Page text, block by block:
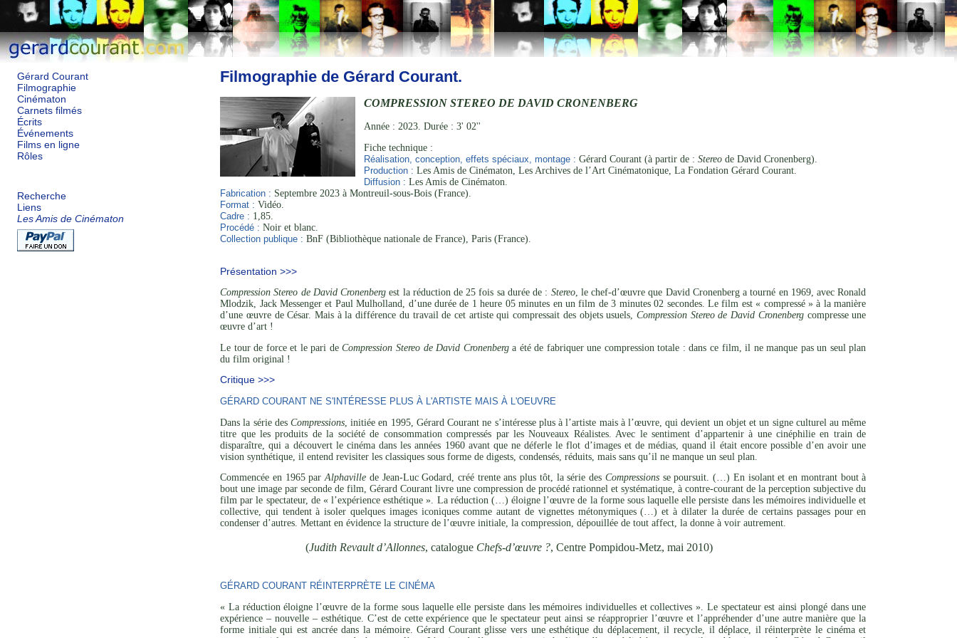
Gérard Courant
Filmographie
Cinématon
Carnets filmés
Écrits
Événements
Films en ligne
Rôles
Recherche
Liens
Les Amis de Cinématon
Filmographie de Gérard Courant.
COMPRESSION STEREO DE DAVID CRONENBERG
Année : 2023. Durée : 3' 02''
Fiche technique :
Réalisation, conception, effets spéciaux, montage : Gérard Courant (à partir de :Stereo de David Cronenberg).
Production : Les Amis de Cinématon, Les Archives de l’Art Cinématonique, La Fondation Gérard Courant.
Diffusion : Les Amis de Cinématon.
Fabrication : Septembre 2023 à Montreuil-sous-Bois (France).
Format : Vidéo.
Cadre : 1,85.
Procédé : Noir et blanc.
Collection publique : BnF (Bibliothèque nationale de France), Paris (France).
Présentation >>>
Compression Stereo de David Cronenberg est la réduction de 25 fois sa durée de : Stereo, le chef-d’œuvre que David Cronenberg a tourné en 1969, avec Ronald
Mlodzik, Jack Messenger et Paul Mulholland, d’une durée de 1 heure 05 minutes en un film de 3 minutes 02 secondes. Le film est « compressé » à la manière
d’une œuvre de César. Mais à la différence du travail de cet artiste qui compressait des objets usuels, Compression Stereo de David Cronenbergcompresse une
œuvre d’art !
Le tour de force et le pari deCompression Stereo de David Cronenberga été de fabriquer une compression totale : dans ce film, il ne manque pas un seul plan
du film original !
Critique >>>
GÉRARD COURANT NE S'INTÉRESSE PLUS À L'ARTISTE MAIS À L'OEUVRE
Dans la série desCompressions , initiée en 1995, Gérard Courant ne s’intéresse plus à l’artiste mais à l’œuvre, qui devient un objet et un signe culturel au même
titre que les produits de la société de consommation compressés par les Nouveaux Réalistes. Avec le sentiment d’appartenir à une cinéphilie en train de
disparaître, qui a découvert le cinéma dans les années 1960 avant que ne déferle le flot d’images et de médias, quand il était encore possible d’en avoir une
vision synthétique, il entend revisiter les classiques sous forme de digests, condensés, réduits, mais sans qu’il ne manque un seul plan.
Commencée en 1965 parAlphaville de Jean-Luc Godard, créé trente ans plus tôt, la série des Compressionsse poursuit. (…) En isolant et en montrant bout à
bout une image par seconde de film, Gérard Courant livre une compression de procédé rationnel et systématique, à contre-courant de la perception subjective du
film par le spectateur, de « l’expérience esthétique ». La réduction (…) éloigne l’œuvre de la forme sous laquelle elle persiste dans les mémoires individuelle et
collective, qui tendent à isoler quelques images iconiques comme autant de vignettes métonymiques (…) et à dilater la durée de certains passages pour en
condenser d’autres. Mettant en évidence la structure de l’œuvre initiale, la compression, dépouillée de tout affect, la donne à voir autrement.
(Judith Revault d’Allonnes, catalogue Chefs-d’œuvre ?, Centre Pompidou-Metz, mai 2010)
GÉRARD COURANT RÉINTERPRÈTE LE CINÉMA
« La réduction éloigne l’œuvre de la forme sous laquelle elle persiste dans les mémoires individuelles et collectives ». Le spectateur est ainsi plongé dans une
expérience – nouvelle – esthétique. C’est de cette expérience que le spectateur peut ainsi se réapproprier l’œuvre et l’appréhender d’une autre manière que la
forme initiale qui est ancrée dans la mémoire. Gérard Courant glisse vers une esthétique du déplacement, il recycle, il déplace, il réinterprète le cinéma et